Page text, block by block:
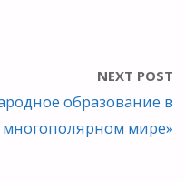
NEXT POST
образование в
многополярном мире»